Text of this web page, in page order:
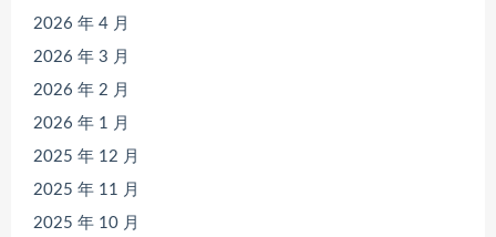
2026 年 4 月
2026 年 3 月
2026 年 2 月
2026 年 1 月
2025 年 12 月
2025 年 11 月
2025 年 10 月